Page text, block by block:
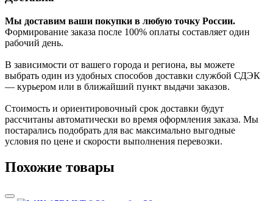
Мы доставим ваши покупки в любую точку России.
Формирование заказа после 100% оплаты составляет один
рабочий день.
В зависимости от вашего города и региона, вы можете
выбрать один из удобных способов доставки службой СДЭК
— курьером или в ближайший пункт выдачи заказов.
Стоимость и ориентировочный срок доставки будут
рассчитаны автоматически во время оформления заказа. Мы
постарались подобрать для вас максимально выгодные
условия по цене и скорости выполнения перевозки.
Похожие товары